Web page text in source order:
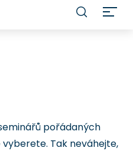
pořádaných
Tak neváhejte,